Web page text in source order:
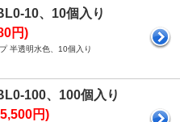
10、10個入り
円)
半透明水色、10個入り
100、100個入り
円)